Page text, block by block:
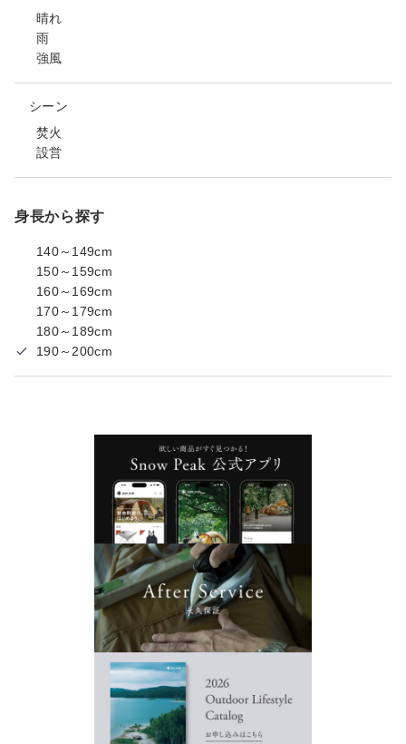
晴れ
雨
強風
シーン
焚火
設営
身長から探す
140～149cm
150～159cm
160～169cm
170～179cm
180～189cm
190～200cm